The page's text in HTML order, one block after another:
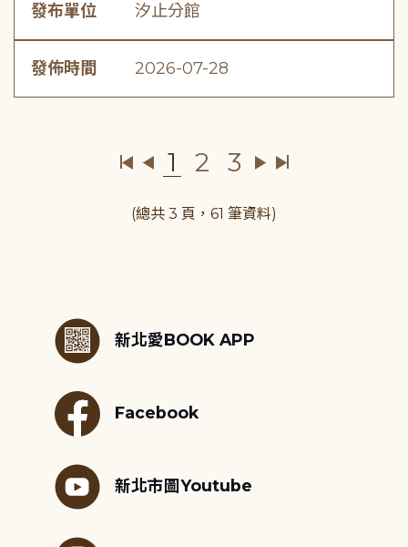
發布單位 汐止分館
發佈時間 2026-07-28
1 2 3
(總共 3 頁，61 筆資料)
新北愛BOOK APP
Facebook
新北市圖Youtube